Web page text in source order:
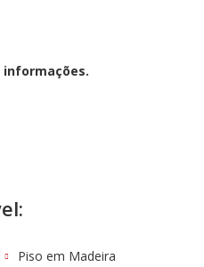
Piso em Madeira